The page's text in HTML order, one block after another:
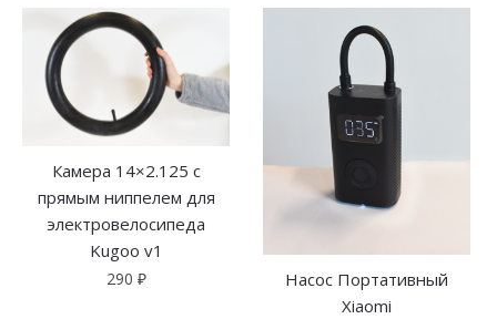
Камера 14×2.125 с
прямым ниппелем для
электровелосипеда
Kugoo v1
290 ₽
Насос Портативный
Xiaomi